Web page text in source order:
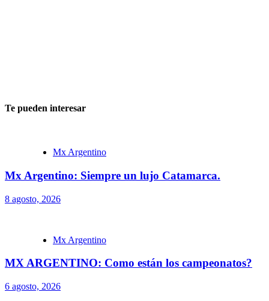
Te pueden interesar
Mx Argentino
Mx Argentino: Siempre un lujo Catamarca.
8 agosto, 2026
Mx Argentino
MX ARGENTINO: Como están los campeonatos?
6 agosto, 2026